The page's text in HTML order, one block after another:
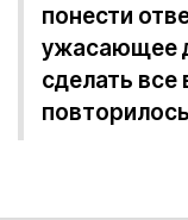
понести
ужасающее
сделать